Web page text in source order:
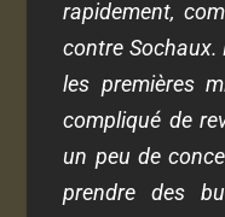
rapidement,
contre Sochaux.
les premières
compliqué de
un peu de
prendre des